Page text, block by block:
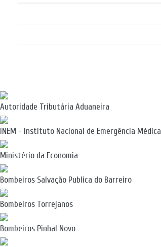
Autoridade Tributária Aduaneira
INEM - Instituto Nacional de Emergência Médica
Ministério da Economia
Bombeiros Salvação Publica do Barreiro
Bombeiros Torrejanos
Bombeiros Pinhal Novo